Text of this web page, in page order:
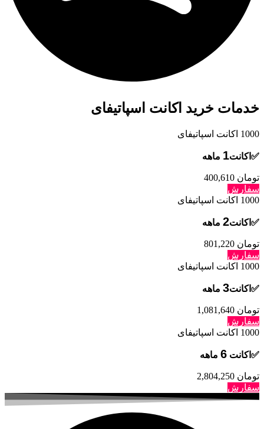
خدمات خرید اکانت اسپاتیفای
1000 اکانت اسپاتیفای
✅اکانت1 ماهه
تومان 400,610
سفارش
1000 اکانت اسپاتیفای
✅اکانت2 ماهه
تومان 801,220
سفارش
1000 اکانت اسپاتیفای
✅اکانت3 ماهه
تومان 1,081,640
سفارش
1000 اکانت اسپاتیفای
✅اکانت 6 ماهه
تومان 2,804,250
سفارش